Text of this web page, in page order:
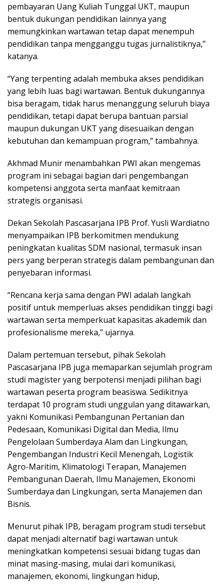
pembayaran Uang Kuliah Tunggal UKT, maupun
bentuk dukungan pendidikan lainnya yang
memungkinkan wartawan tetap dapat menempuh
pendidikan tanpa mengganggu tugas jurnalistiknya,”
katanya.
“Yang terpenting adalah membuka akses pendidikan
yang lebih luas bagi wartawan. Bentuk dukungannya
bisa beragam, tidak harus menanggung seluruh biaya
pendidikan, tetapi dapat berupa bantuan parsial
maupun dukungan UKT yang disesuaikan dengan
kebutuhan dan kemampuan program,” tambahnya.
Akhmad Munir menambahkan PWI akan mengemas
program ini sebagai bagian dari pengembangan
kompetensi anggota serta manfaat kemitraan
strategis organisasi.
Dekan Sekolah Pascasarjana IPB Prof. Yusli Wardiatno
menyampaikan IPB berkomitmen mendukung
peningkatan kualitas SDM nasional, termasuk insan
pers yang berperan strategis dalam pembangunan dan
penyebaran informasi.
“Rencana kerja sama dengan PWI adalah langkah
positif untuk memperluas akses pendidikan tinggi bagi
wartawan serta memperkuat kapasitas akademik dan
profesionalisme mereka,” ujarnya.
Dalam pertemuan tersebut, pihak Sekolah
Pascasarjana IPB juga memaparkan sejumlah program
studi magister yang berpotensi menjadi pilihan bagi
wartawan peserta program beasiswa. Sedikitnya
terdapat 10 program studi unggulan yang ditawarkan,
yakni Komunikasi Pembangunan Pertanian dan
Pedesaan, Komunikasi Digital dan Media, Ilmu
Pengelolaan Sumberdaya Alam dan Lingkungan,
Pengembangan Industri Kecil Menengah, Logistik
Agro-Maritim, Klimatologi Terapan, Manajemen
Pembangunan Daerah, Ilmu Manajemen, Ekonomi
Sumberdaya dan Lingkungan, serta Manajemen dan
Bisnis.
Menurut pihak IPB, beragam program studi tersebut
dapat menjadi alternatif bagi wartawan untuk
meningkatkan kompetensi sesuai bidang tugas dan
minat masing-masing, mulai dari komunikasi,
manajemen, ekonomi, lingkungan hidup,